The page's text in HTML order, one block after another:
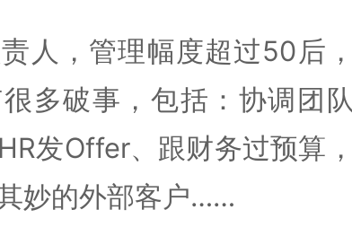
人，管理幅度超过50后，
多破事，包括：协调团队
发Offer、跟财务过预算，
妙的外部客户……